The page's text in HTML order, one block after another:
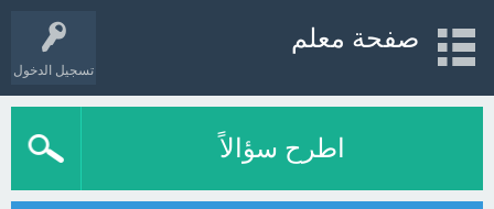
تسجيل الدخول
صفحة معلم
اطرح سؤالاً